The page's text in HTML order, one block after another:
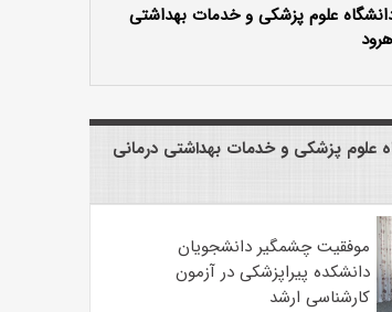
علوم پزشکی و خدمات بهداشتی
علوم پزشکی و خدمات بهداشتی درمانی
موفقیت چشمگیر دانشجویان
دانشکده پیراپزشکی در آزمون
کارشناسی ارشد